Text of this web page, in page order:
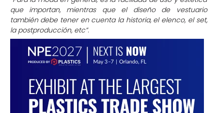
que importan, mientras que el diseño de vestuario
también debe tener en cuenta la historia, el elenco, el set,
la postproducción, etc”.